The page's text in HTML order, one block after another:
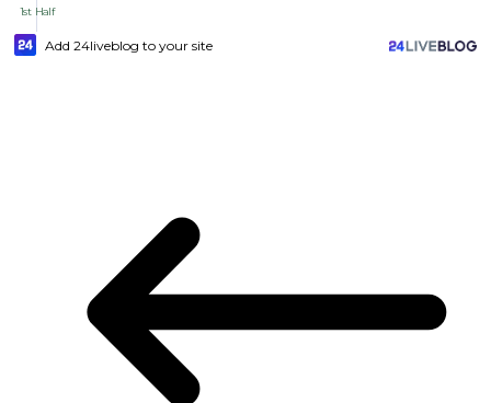
1st Half
Add 24liveblog to your site